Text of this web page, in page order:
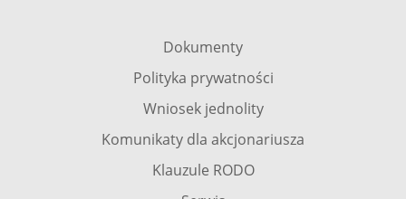
Dokumenty
Polityka prywatności
Wniosek jednolity
Komunikaty dla akcjonariusza
Klauzule RODO